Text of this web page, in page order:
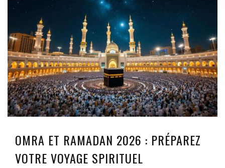
OMRA ET RAMADAN 2026 : PRÉPAREZ
VOTRE VOYAGE SPIRITUEL